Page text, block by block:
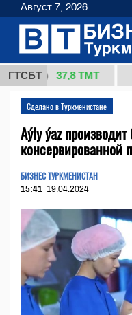
ГТСБТ
37,8 ТМТ
Сделано в Туркменистане
Aýly ýaz
консервированной
БИЗНЕС ТУРКМЕНИСТАН
15:41 19.04.2024
Август 7, 2026